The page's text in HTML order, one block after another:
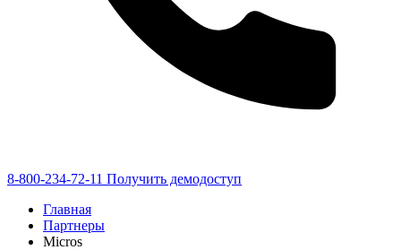
8-800-234-72-11 Получить демодоступ
Главная
Партнеры
Micros